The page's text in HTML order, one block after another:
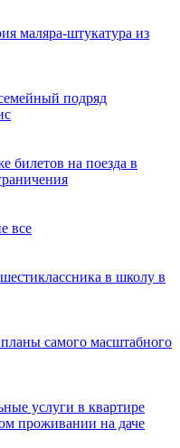
маляра-штукатура из
подряд
билетов на поезда в
все
в школу в
самого масштабного
услуги в квартире
проживании на даче